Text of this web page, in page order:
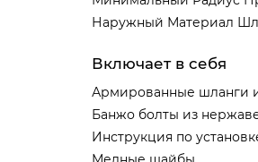
Наружный Материал
Включает в себя
Армированные шланги
Банжо болты из
Инструкция по